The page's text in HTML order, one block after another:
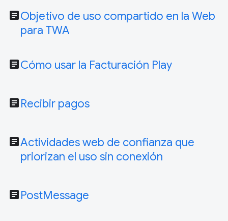
articleObjetivo de uso compartido en la Web
para TWA
articleCómo usar la Facturación Play
article Recibir pagos
articleActividades web de confianza que
priorizan el uso sin conexión
article PostMessage